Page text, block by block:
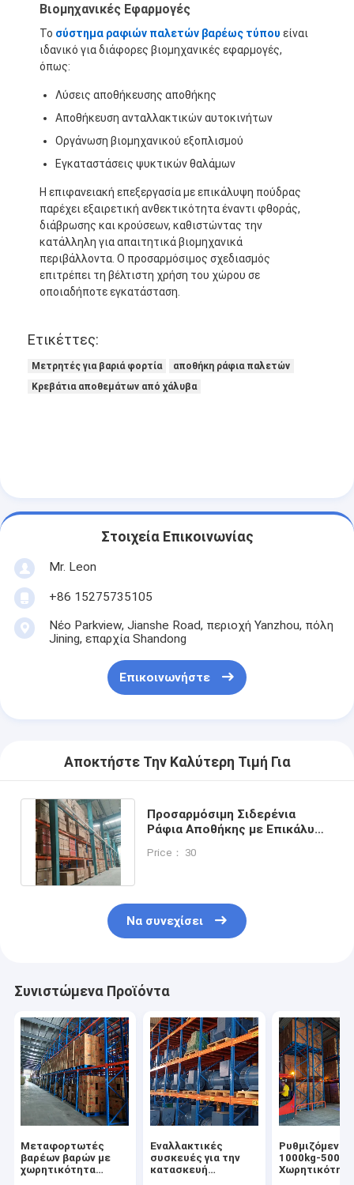
Βιομηχανικές Εφαρμογές
Το σύστημα ραφιών παλετών βαρέως τύπου είναι
ιδανικό για διάφορες βιομηχανικές εφαρμογές,
όπως:
Λύσεις αποθήκευσης αποθήκης
Αποθήκευση ανταλλακτικών αυτοκινήτων
Οργάνωση βιομηχανικού εξοπλισμού
Εγκαταστάσεις ψυκτικών θαλάμων
Η επιφανειακή επεξεργασία με επικάλυψη πούδρας
παρέχει εξαιρετική ανθεκτικότητα έναντι φθοράς,
διάβρωσης και κρούσεων, καθιστώντας την
κατάλληλη για απαιτητικά βιομηχανικά
περιβάλλοντα. Ο προσαρμόσιμος σχεδιασμός
επιτρέπει τη βέλτιστη χρήση του χώρου σε
οποιαδήποτε εγκατάσταση.
Ετικέττες:
Μετρητές για βαριά φορτία
αποθήκη ράφια παλετών
Κρεβάτια αποθεμάτων από χάλυβα
Στοιχεία Επικοινωνίας
Mr. Leon
+86 15275735105
Νέο Parkview, Jianshe Road, περιοχή Yanzhou, πόλη
Jining, επαρχία Shandong
Επικοινωνήστε
Αποκτήστε Την Καλύτερη Τιμή Για
Προσαρμόσιμη Σιδερένια
Ράφια Αποθήκης με Επικάλυψη
Price： 30
Να συνεχίσει
Συνιστώμενα Προϊόντα
Μεταφορτωτές
βαρέων βαρών με
χωρητικότητα
Εναλλακτικές
συσκευές για την
κατασκευή
Ρυθμιζόμενο
1000kg-